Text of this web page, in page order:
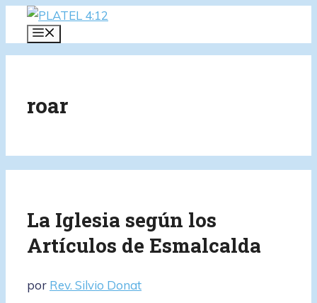
Saltar
contenido
roar
La Iglesia según los
Artículos de Esmalcalda
por Rev. Silvio Donat